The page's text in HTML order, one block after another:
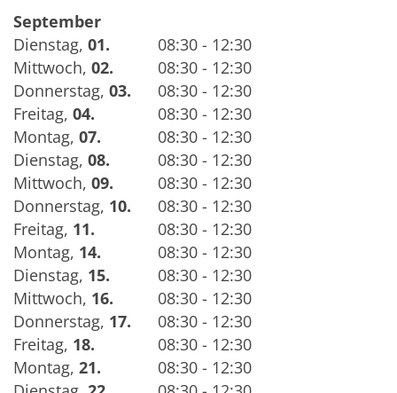
September
Dienstag, 01.
08:30 - 12:30
Mittwoch, 02.
08:30 - 12:30
Donnerstag, 03.
08:30 - 12:30
Freitag, 04.
08:30 - 12:30
Montag, 07.
08:30 - 12:30
Dienstag, 08.
08:30 - 12:30
Mittwoch, 09.
08:30 - 12:30
Donnerstag, 10.
08:30 - 12:30
Freitag, 11.
08:30 - 12:30
Montag, 14.
08:30 - 12:30
Dienstag, 15.
08:30 - 12:30
Mittwoch, 16.
08:30 - 12:30
Donnerstag, 17.
08:30 - 12:30
Freitag, 18.
08:30 - 12:30
Montag, 21.
08:30 - 12:30